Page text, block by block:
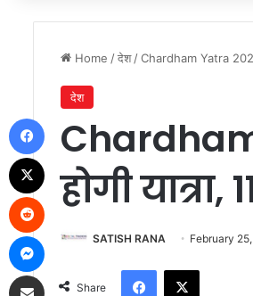
Home /देश /Chardham Yatra
देश
होगी
SATISH RANA February
Share
Facebook
X
Reddit
Messenger